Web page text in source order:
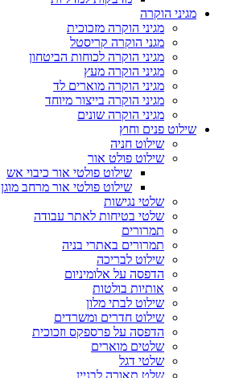
מגיני הוקרה
מגיני הוקרה מזכוכית
מגני הוקרה קריסטל
מגיני הוקרה לכוחות הביטחון
מגיני הוקרה מעץ
מגיני הוקרה מוארים לד
מגיני הוקרה בייצור מיוחד
מגיני הוקרה שונים
שילוט פנים וחוץ
שילוט חניה
שילוט פולט אור
שילוט פולטי אור כיבוי אש
שילוט פולטי אור מרחב מוגן
שלטי נגישות
שלטי בטיחות לאתר עבודה
תמרורים
תמרורים באתרי בניה
שילוט לבריכה
הדפסה על אלומיניום
אותיות בולטות
שילוט לבתי מלון
שילוט חדרים ומשרדים
הדפסה על פרספקס וזכוכית
שלטים מוארים
שלטי דגל